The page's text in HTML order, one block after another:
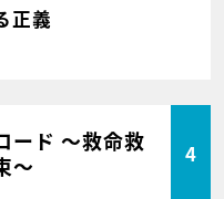
正義
ード ～救命救
～
4